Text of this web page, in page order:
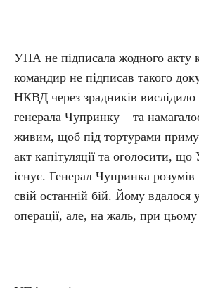
УПА не підписала жодного акту
командир не підписав такого
НКВД через зрадників
генерала Чупринку – та
живим, щоб під тортурами
акт капітуляції та оголосити,
існує. Генерал Чупринка
свій останній бій. Йому вдалося
операції, але, на жаль, при